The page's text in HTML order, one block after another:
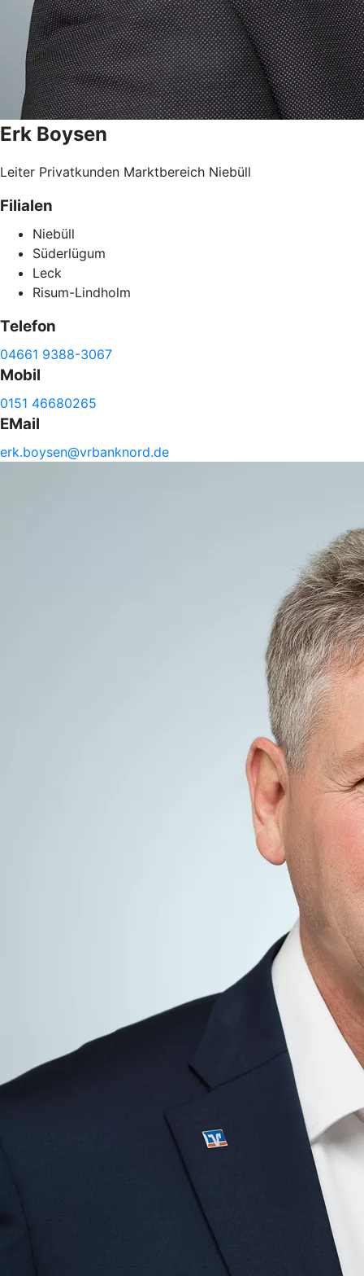
Erk Boysen
Leiter Privatkunden Marktbereich Niebüll
Filialen
Niebüll
Süderlügum
Leck
Risum-Lindholm
Telefon
04661 9388-3067
Mobil
0151 46680265
EMail
erk.boysen@vrbanknord.de